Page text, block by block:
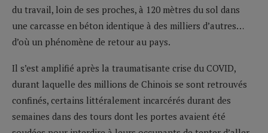
du travail, loin de ses proches, à 120 mètres du sol dans
une carcasse en béton identique à des milliers d’autres…
d’où un phénomène de retour au pays.
Il s’est amplifié après la traumatisante crise du COVID,
durant laquelle des millions de Chinois se sont retrouvés
confinés, certains littéralement incarcérés durant des
semaines dans des tours dont les portes avaient été